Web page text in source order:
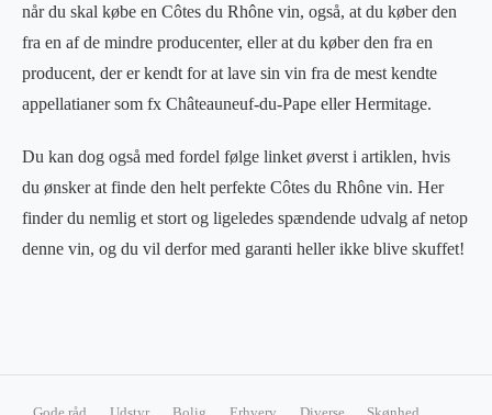
når du skal købe en Côtes du Rhône vin, også, at du køber den
fra en af de mindre producenter, eller at du køber den fra en
producent, der er kendt for at lave sin vin fra de mest kendte
appellatianer som fx Châteauneuf-du-Pape eller Hermitage.
Du kan dog også med fordel følge linket øverst i artiklen, hvis
du ønsker at finde den helt perfekte Côtes du Rhône vin. Her
finder du nemlig et stort og ligeledes spændende udvalg af netop
denne vin, og du vil derfor med garanti heller ikke blive skuffet!